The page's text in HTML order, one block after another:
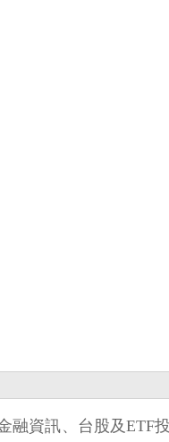
融資訊、台股及ETF